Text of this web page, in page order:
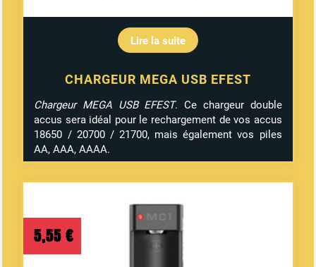
Lire la suite
CHARGEUR MEGA USB EFEST
Chargeur MEGA USB EFEST. Ce chargeur double
accus sera idéal pour le rechargement de vos accus
18650 / 20700 / 21700, mais également vos piles
AA, AAA, AAAA.
5,55 €